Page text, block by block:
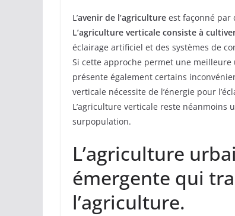
L’avenir de l’agriculture est façonné par
L’agriculture verticale consiste à
éclairage artificiel et des systèmes de
Si cette approche permet une
présente également certains
verticale nécessite de l’énergie pour
L’agriculture verticale reste
surpopulation.
L’agriculture
émergente qui
l’agriculture.